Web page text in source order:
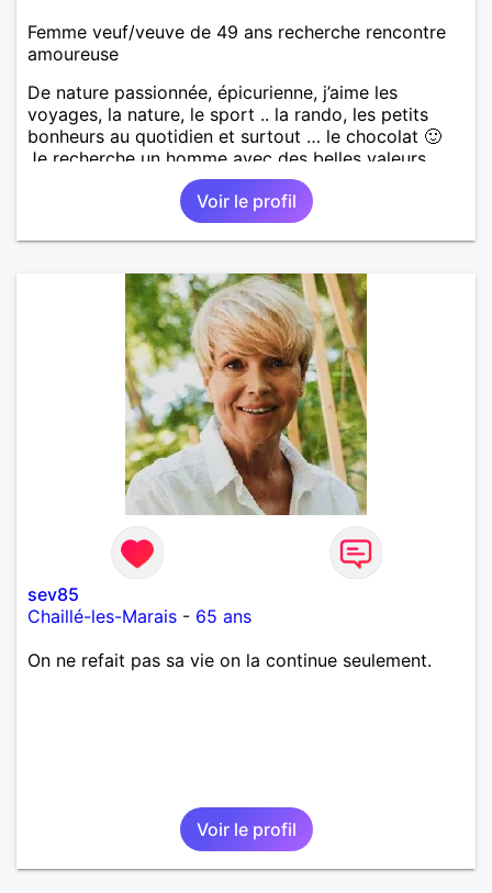
Femme veuf/veuve de 49 ans recherche rencontre
amoureuse
De nature passionnée, épicurienne, j’aime les
voyages, la nature, le sport .. la rando, les petits
bonheurs au quotidien et surtout … le chocolat 🙂
Je recherche un homme avec des belles valeurs,
respectueux, bienveillant. Une jolie rencontre, un
feeling, une connexion, pour vivre une belle histoire
d’amour et profiter de ce que la vie peut nous offrir
de plus beau en retour. Je tiens à préciser, que je
ne fume pas.
Voir le profil
sev85
Chaillé-les-Marais - 65 ans
On ne refait pas sa vie on la continue seulement.
Voir le profil